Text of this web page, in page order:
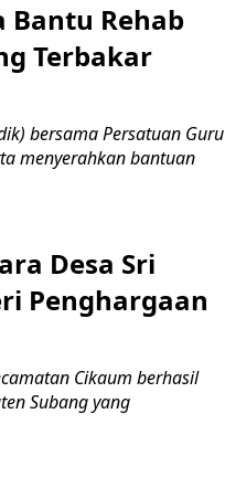
Bantu Rehab
Terbakar
bersama Persatuan Guru
menyerahkan bantuan
Desa Sri
Penghargaan
Cikaum berhasil
Subang yang